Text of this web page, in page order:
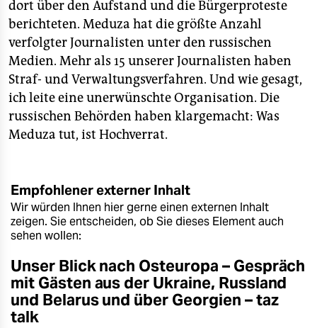
dort über den Aufstand und die Bürgerproteste
berichteten. Meduza hat die größte Anzahl
verfolgter Journalisten unter den russischen
Medien. Mehr als 15 unserer Journalisten haben
Straf- und Verwaltungsverfahren. Und wie gesagt,
ich leite eine unerwünschte Organisation. Die
russischen Behörden haben klargemacht: Was
Meduza tut, ist Hochverrat.
Empfohlener externer Inhalt
Wir würden Ihnen hier gerne einen externen Inhalt
zeigen. Sie entscheiden, ob Sie dieses Element auch
sehen wollen:
Unser Blick nach Osteuropa – Gespräch
mit Gästen aus der Ukraine, Russland
und Belarus und über Georgien – taz
talk